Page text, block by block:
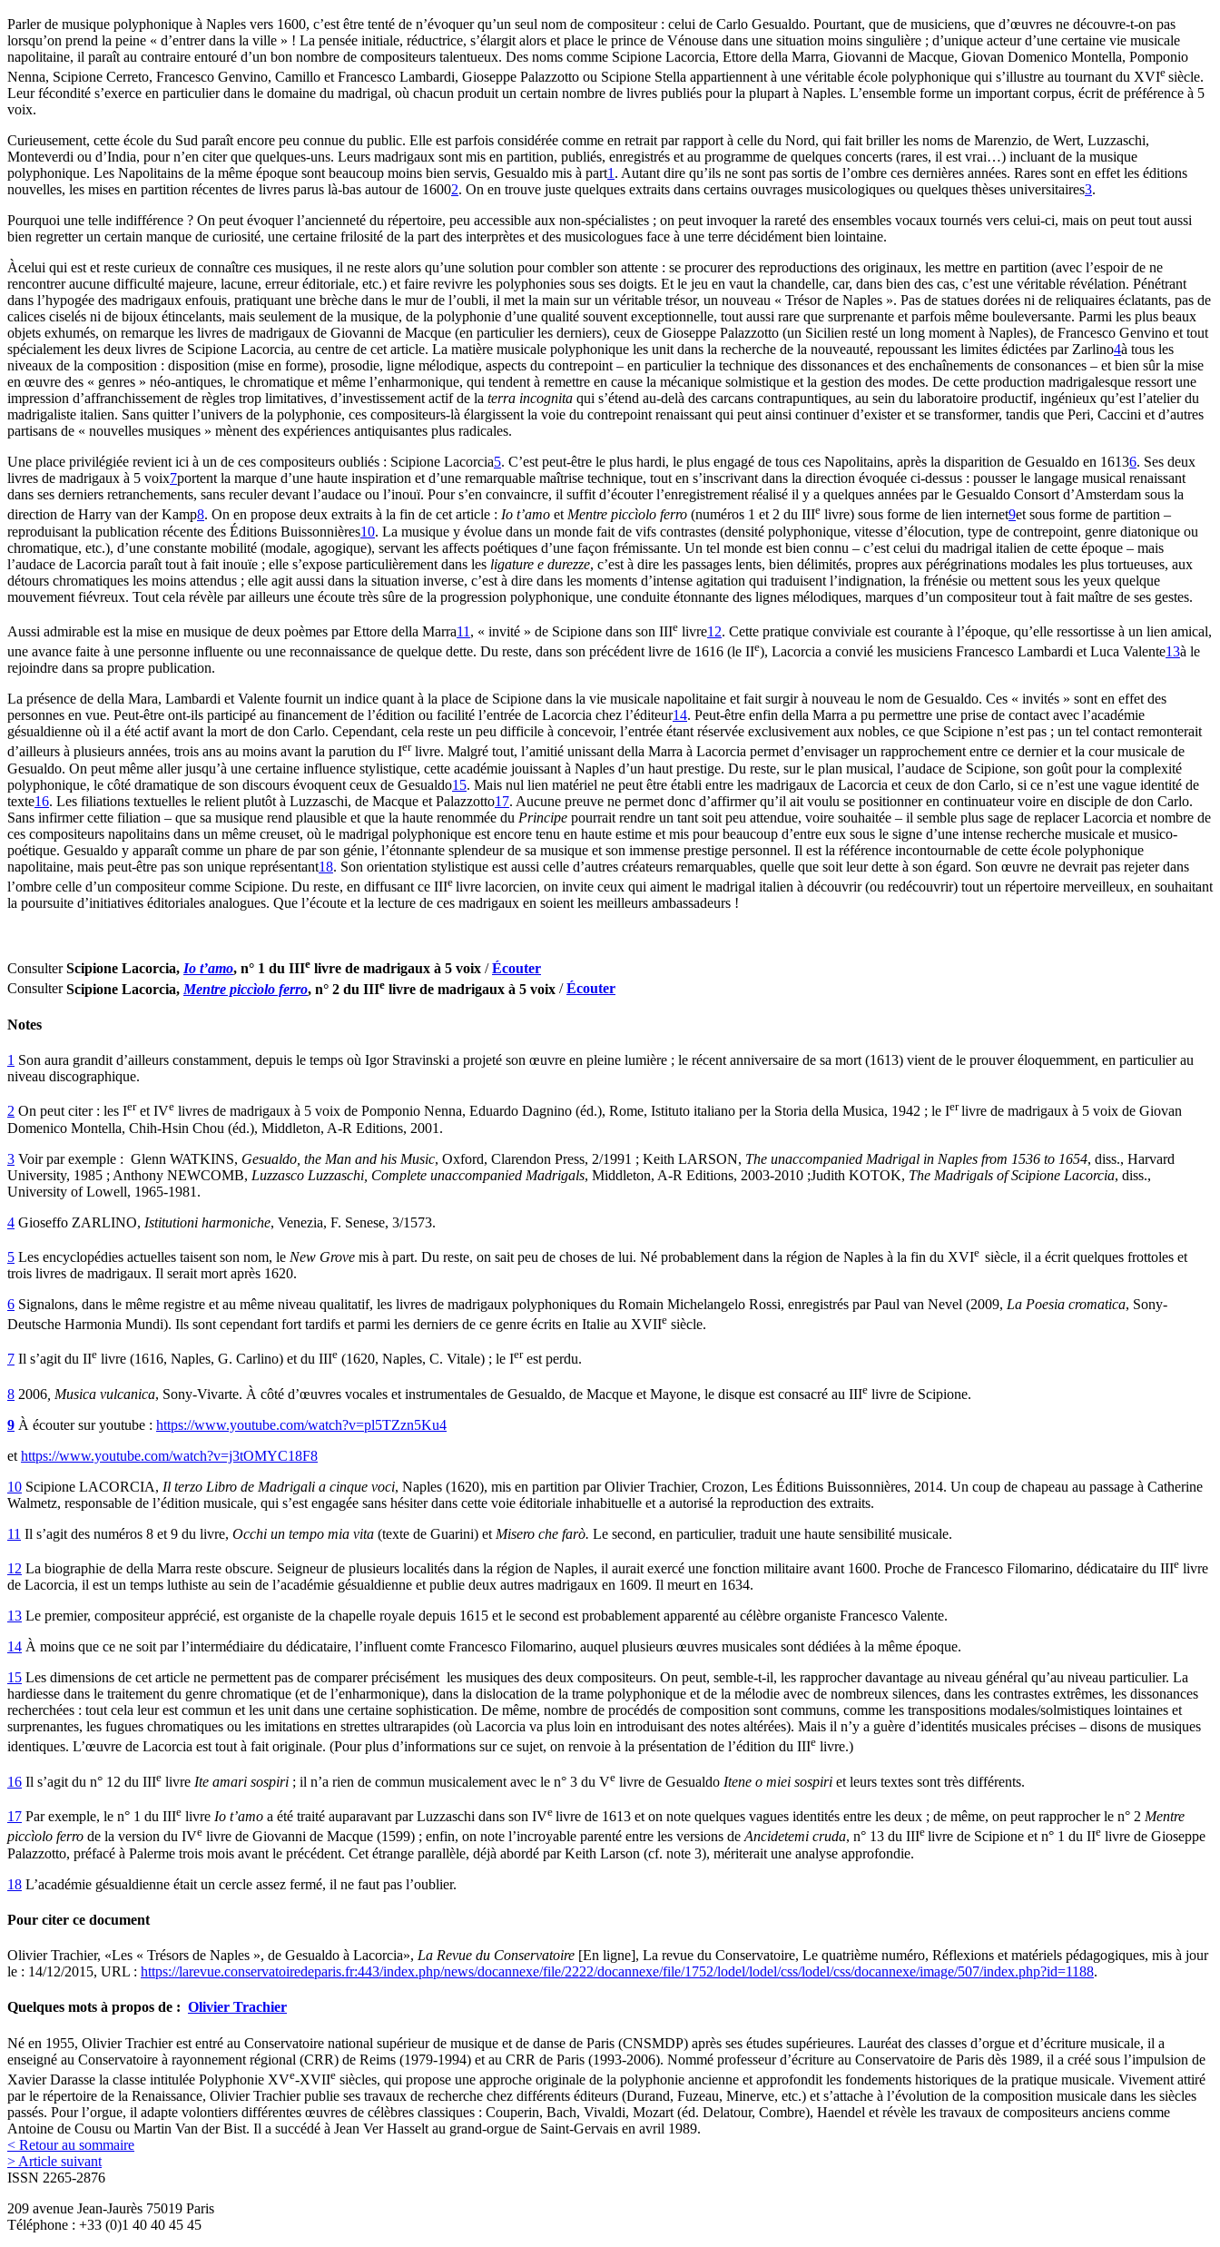
Parler de musique polyphonique à Naples vers 1600, c’est être tenté de n’évoquer qu’un seul nom de compositeur : celui de Carlo Gesualdo. Pourtant, que de musiciens, que d’œuvres ne découvre-t-on pas
lorsqu’on prend la peine « d’entrer dans la ville » ! La pensée initiale, réductrice, s’élargit alors et place le prince de Vénouse dans une situation moins singulière ; d’unique acteur d’une certaine vie musicale
napolitaine, il paraît au contraire entouré d’un bon nombre de compositeurs talentueux. Des noms comme Scipione Lacorcia, Ettore della Marra, Giovanni de Macque, Giovan Domenico Montella, Pomponio
Nenna, Scipione Cerreto, Francesco Genvino, Camillo et Francesco Lambardi, Gioseppe Palazzotto ou Scipione Stella appartiennent à une véritable école polyphonique qui s’illustre au tournant du XVIe siècle.
Leur fécondité s’exerce en particulier dans le domaine du madrigal, où chacun produit un certain nombre de livres publiés pour la plupart à Naples. L’ensemble forme un important corpus, écrit de préférence à 5
voix.
Curieusement, cette école du Sud paraît encore peu connue du public. Elle est parfois considérée comme en retrait par rapport à celle du Nord, qui fait briller les noms de Marenzio, de Wert, Luzzaschi,
Monteverdi ou d’India, pour n’en citer que quelques-uns. Leurs madrigaux sont mis en partition, publiés, enregistrés et au programme de quelques concerts (rares, il est vrai…) incluant de la musique
polyphonique. Les Napolitains de la même époque sont beaucoup moins bien servis, Gesualdo mis à part1. Autant dire qu’ils ne sont pas sortis de l’ombre ces dernières années. Rares sont en effet les éditions
nouvelles, les mises en partition récentes de livres parus là-bas autour de 16002. On en trouve juste quelques extraits dans certains ouvrages musicologiques ou quelques thèses universitaires3.
Pourquoi une telle indifférence ? On peut évoquer l’ancienneté du répertoire, peu accessible aux non-spécialistes ; on peut invoquer la rareté des ensembles vocaux tournés vers celui-ci, mais on peut tout aussi
bien regretter un certain manque de curiosité, une certaine frilosité de la part des interprètes et des musicologues face à une terre décidément bien lointaine.
Àcelui qui est et reste curieux de connaître ces musiques, il ne reste alors qu’une solution pour combler son attente : se procurer des reproductions des originaux, les mettre en partition (avec l’espoir de ne
rencontrer aucune difficulté majeure, lacune, erreur éditoriale, etc.) et faire revivre les polyphonies sous ses doigts. Et le jeu en vaut la chandelle, car, dans bien des cas, c’est une véritable révélation. Pénétrant
dans l’hypogée des madrigaux enfouis, pratiquant une brèche dans le mur de l’oubli, il met la main sur un véritable trésor, un nouveau « Trésor de Naples ». Pas de statues dorées ni de reliquaires éclatants, pas de
calices ciselés ni de bijoux étincelants, mais seulement de la musique, de la polyphonie d’une qualité souvent exceptionnelle, tout aussi rare que surprenante et parfois même bouleversante. Parmi les plus beaux
objets exhumés, on remarque les livres de madrigaux de Giovanni de Macque (en particulier les derniers), ceux de Gioseppe Palazzotto (un Sicilien resté un long moment à Naples), de Francesco Genvino et tout
spécialement les deux livres de Scipione Lacorcia, au centre de cet article. La matière musicale polyphonique les unit dans la recherche de la nouveauté, repoussant les limites édictées par Zarlino4à tous les
niveaux de la composition : disposition (mise en forme), prosodie, ligne mélodique, aspects du contrepoint – en particulier la technique des dissonances et des enchaînements de consonances – et bien sûr la mise
en œuvre des « genres » néo-antiques, le chromatique et même l’enharmonique, qui tendent à remettre en cause la mécanique solmistique et la gestion des modes. De cette production madrigalesque ressort une
impression d’affranchissement de règles trop limitatives, d’investissement actif de la terra incognita qui s’étend au-delà des carcans contrapuntiques, au sein du laboratoire productif, ingénieux qu’est l’atelier du
madrigaliste italien. Sans quitter l’univers de la polyphonie, ces compositeurs-là élargissent la voie du contrepoint renaissant qui peut ainsi continuer d’exister et se transformer, tandis que Peri, Caccini et d’autres
partisans de « nouvelles musiques » mènent des expériences antiquisantes plus radicales.
Une place privilégiée revient ici à un de ces compositeurs oubliés : Scipione Lacorcia5. C’est peut-être le plus hardi, le plus engagé de tous ces Napolitains, après la disparition de Gesualdo en 16136. Ses deux
livres de madrigaux à 5 voix7portent la marque d’une haute inspiration et d’une remarquable maîtrise technique, tout en s’inscrivant dans la direction évoquée ci-dessus : pousser le langage musical renaissant
dans ses derniers retranchements, sans reculer devant l’audace ou l’inouï. Pour s’en convaincre, il suffit d’écouter l’enregistrement réalisé il y a quelques années par le Gesualdo Consort d’Amsterdam sous la
direction de Harry van der Kamp8. On en propose deux extraits à la fin de cet article : Io t’amo etMentre piccìolo ferro (numéros 1 et 2 du IIIe livre) sous forme de lien internet9et sous forme de partition –
reproduisant la publication récente des Éditions Buissonnières10. La musique y évolue dans un monde fait de vifs contrastes (densité polyphonique, vitesse d’élocution, type de contrepoint, genre diatonique ou
chromatique, etc.), d’une constante mobilité (modale, agogique), servant les affects poétiques d’une façon frémissante. Un tel monde est bien connu – c’est celui du madrigal italien de cette époque – mais
l’audace de Lacorcia paraît tout à fait inouïe ; elle s’expose particulièrement dans les ligature e durezze, c’est à dire les passages lents, bien délimités, propres aux pérégrinations modales les plus tortueuses, aux
détours chromatiques les moins attendus ; elle agit aussi dans la situation inverse, c’est à dire dans les moments d’intense agitation qui traduisent l’indignation, la frénésie ou mettent sous les yeux quelque
mouvement fiévreux. Tout cela révèle par ailleurs une écoute très sûre de la progression polyphonique, une conduite étonnante des lignes mélodiques, marques d’un compositeur tout à fait maître de ses gestes.
Aussi admirable est la mise en musique de deux poèmes par Ettore della Marra11 , « invité » de Scipione dans son IIIe livre12. Cette pratique conviviale est courante à l’époque, qu’elle ressortisse à un lien amical,
une avance faite à une personne influente ou une reconnaissance de quelque dette. Du reste, dans son précédent livre de 1616 (le IIe), Lacorcia a convié les musiciens Francesco Lambardi et Luca Valente13à le
rejoindre dans sa propre publication.
La présence de della Mara, Lambardi et Valente fournit un indice quant à la place de Scipione dans la vie musicale napolitaine et fait surgir à nouveau le nom de Gesualdo. Ces « invités » sont en effet des
personnes en vue. Peut-être ont-ils participé au financement de l’édition ou facilité l’entrée de Lacorcia chez l’éditeur14. Peut-être enfin della Marra a pu permettre une prise de contact avec l’académie
gésualdienne où il a été actif avant la mort de don Carlo. Cependant, cela reste un peu difficile à concevoir, l’entrée étant réservée exclusivement aux nobles, ce que Scipione n’est pas ; un tel contact remonterait
d’ailleurs à plusieurs années, trois ans au moins avant la parution du Ierlivre. Malgré tout, l’amitié unissant della Marra à Lacorcia permet d’envisager un rapprochement entre ce dernier et la cour musicale de
Gesualdo. On peut même aller jusqu’à une certaine influence stylistique, cette académie jouissant à Naples d’un haut prestige. Du reste, sur le plan musical, l’audace de Scipione, son goût pour la complexité
polyphonique, le côté dramatique de son discours évoquent ceux de Gesualdo15. Mais nul lien matériel ne peut être établi entre les madrigaux de Lacorcia et ceux de don Carlo, si ce n’est une vague identité de
texte16. Les filiations textuelles le relient plutôt à Luzzaschi, de Macque et Palazzotto17. Aucune preuve ne permet donc d’affirmer qu’il ait voulu se positionner en continuateur voire en disciple de don Carlo.
Sans infirmer cette filiation – que sa musique rend plausible et que la haute renommée du Principe pourrait rendre un tant soit peu attendue, voire souhaitée – il semble plus sage de replacer Lacorcia et nombre de
ces compositeurs napolitains dans un même creuset, où le madrigal polyphonique est encore tenu en haute estime et mis pour beaucoup d’entre eux sous le signe d’une intense recherche musicale et musico-
poétique. Gesualdo y apparaît comme un phare de par son génie, l’étonnante splendeur de sa musique et son immense prestige personnel. Il est la référence incontournable de cette école polyphonique
napolitaine, mais peut-être pas son unique représentant18. Son orientation stylistique est aussi celle d’autres créateurs remarquables, quelle que soit leur dette à son égard. Son œuvre ne devrait pas rejeter dans
l’ombre celle d’un compositeur comme Scipione. Du reste, en diffusant ce IIIe livre lacorcien, on invite ceux qui aiment le madrigal italien à découvrir (ou redécouvrir) tout un répertoire merveilleux, en souhaitant
la poursuite d’initiatives éditoriales analogues. Que l’écoute et la lecture de ces madrigaux en soient les meilleurs ambassadeurs !
ConsulterScipione Lacorcia, Io t’amo, n° 1 du IIIe livre de madrigaux à 5 voix /Écouter
ConsulterScipione Lacorcia, Mentre piccìolo ferro, n° 2 du IIIe livre de madrigaux à 5 voix /Écouter
Notes
1 Son aura grandit d’ailleurs constamment, depuis le temps où Igor Stravinski a projeté son œuvre en pleine lumière ; le récent anniversaire de sa mort (1613) vient de le prouver éloquemment, en particulier au
niveau discographique.
2 On peut citer : les Ieret IVe livres de madrigaux à 5 voix de Pomponio Nenna, Eduardo Dagnino (éd.), Rome, Istituto italiano per la Storia della Musica, 1942 ; le Ierlivre de madrigaux à 5 voix de Giovan
Domenico Montella, Chih-Hsin Chou (éd.), Middleton, A-R Editions, 2001.
3 Voir par exemple : Glenn WATKINS, Gesualdo, the Man and his Music, Oxford, Clarendon Press, 2/1991 ; Keith LARSON, The unaccompanied Madrigal in Naples from 1536 to 1654, diss., Harvard
University, 1985 ; Anthony NEWCOMB, Luzzasco Luzzaschi, Complete unaccompanied Madrigals, Middleton, A-R Editions, 2003-2010 ;Judith KOTOK, The Madrigals of Scipione Lacorcia, diss.,
University of Lowell, 1965-1981.
4 Gioseffo ZARLINO, Istitutioni harmoniche, Venezia, F. Senese, 3/1573.
5 Les encyclopédies actuelles taisent son nom, le New Grove mis à part. Du reste, on sait peu de choses de lui. Né probablement dans la région de Naples à la fin du XVIe siècle, il a écrit quelques frottoles et
trois livres de madrigaux. Il serait mort après 1620.
6 Signalons, dans le même registre et au même niveau qualitatif, les livres de madrigaux polyphoniques du Romain Michelangelo Rossi, enregistrés par Paul van Nevel (2009, La Poesia cromatica, Sony-
Deutsche Harmonia Mundi). Ils sont cependant fort tardifs et parmi les derniers de ce genre écrits en Italie au XVIIe siècle.
7 Il s’agit du IIe livre (1616, Naples, G. Carlino) et du IIIe (1620, Naples, C. Vitale) ; le Ierest perdu.
8 2006 , Musica vulcanica, Sony-Vivarte. À côté d’œuvres vocales et instrumentales de Gesualdo, de Macque et Mayone, le disque est consacré au IIIe livre de Scipione.
9 À écouter sur youtube : https://www.youtube.com/watch?v=pl5TZzn5Ku4
et https://www.youtube.com/watch?v=j3tOMYC18F8
10 Scipione LACORCIA, Il terzo Libro de Madrigali a cinque voci, Naples (1620), mis en partition par Olivier Trachier, Crozon, Les Éditions Buissonnières, 2014. Un coup de chapeau au passage à Catherine
Walmetz, responsable de l’édition musicale, qui s’est engagée sans hésiter dans cette voie éditoriale inhabituelle et a autorisé la reproduction des extraits.
11 Il s’agit des numéros 8 et 9 du livre, Occhi un tempo mia vita (texte de Guarini) et Misero che farò. Le second, en particulier, traduit une haute sensibilité musicale.
12 La biographie de della Marra reste obscure. Seigneur de plusieurs localités dans la région de Naples, il aurait exercé une fonction militaire avant 1600. Proche de Francesco Filomarino, dédicataire du IIIe livre
de Lacorcia, il est un temps luthiste au sein de l’académie gésualdienne et publie deux autres madrigaux en 1609. Il meurt en 1634.
13 Le premier, compositeur apprécié, est organiste de la chapelle royale depuis 1615 et le second est probablement apparenté au célèbre organiste Francesco Valente.
14 À moins que ce ne soit par l’intermédiaire du dédicataire, l’influent comte Francesco Filomarino, auquel plusieurs œuvres musicales sont dédiées à la même époque.
15 Les dimensions de cet article ne permettent pas de comparer précisément les musiques des deux compositeurs. On peut, semble-t-il, les rapprocher davantage au niveau général qu’au niveau particulier. La
hardiesse dans le traitement du genre chromatique (et de l’enharmonique), dans la dislocation de la trame polyphonique et de la mélodie avec de nombreux silences, dans les contrastes extrêmes, les dissonances
recherchées : tout cela leur est commun et les unit dans une certaine sophistication. De même, nombre de procédés de composition sont communs, comme les transpositions modales/solmistiques lointaines et
surprenantes, les fugues chromatiques ou les imitations en strettes ultrarapides (où Lacorcia va plus loin en introduisant des notes altérées). Mais il n’y a guère d’identités musicales précises – disons de musiques
identiques. L’œuvre de Lacorcia est tout à fait originale. (Pour plus d’informations sur ce sujet, on renvoie à la présentation de l’édition du IIIe livre.)
16 Il s’agit du n° 12 du IIIe livre Ite amari sospiri ; il n’a rien de commun musicalement avec le n° 3 du Ve livre de Gesualdo Itene o miei sospiri et leurs textes sont très différents.
17 Par exemple, le n° 1 du IIIe livre Io t’amo a été traité auparavant par Luzzaschi dans son IVe livre de 1613 et on note quelques vagues identités entre les deux ; de même, on peut rapprocher le n° 2 Mentre
piccìolo ferro de la version du IVe livre de Giovanni de Macque (1599) ; enfin, on note l’incroyable parenté entre les versions deAncidetemi cruda, n° 13 du IIIe livre de Scipione et n° 1 du IIe livre de Gioseppe
Palazzotto, préfacé à Palerme trois mois avant le précédent. Cet étrange parallèle, déjà abordé par Keith Larson (cf. note 3), mériterait une analyse approfondie.
18 L’académie gésualdienne était un cercle assez fermé, il ne faut pas l’oublier.
Pour citer ce document
Olivier Trachier, «Les « Trésors de Naples », de Gesualdo à Lacorcia», La Revue du Conservatoire [En ligne], La revue du Conservatoire, Le quatrième numéro, Réflexions et matériels pédagogiques, mis à jour
le : 14/12/2015, URL : https://larevue.conservatoiredeparis.fr:443/index.php/news/docannexe/file/2222/docannexe/file/1752/lodel/lodel/css/lodel/css/docannexe/image/507/index.php?id=1188.
Quelques mots à propos de : Olivier Trachier
Né en 1955, Olivier Trachier est entré au Conservatoire national supérieur de musique et de danse de Paris (CNSMDP) après ses études supérieures. Lauréat des classes d’orgue et d’écriture musicale, il a
enseigné au Conservatoire à rayonnement régional (CRR) de Reims (1979-1994) et au CRR de Paris (1993-2006). Nommé professeur d’écriture au Conservatoire de Paris dès 1989, il a créé sous l’impulsion de
Xavier Darasse la classe intitulée Polyphonie XVe-XVIIe siècles, qui propose une approche originale de la polyphonie ancienne et approfondit les fondements historiques de la pratique musicale. Vivement attiré
par le répertoire de la Renaissance, Olivier Trachier publie ses travaux de recherche chez différents éditeurs (Durand, Fuzeau, Minerve, etc.) et s’attache à l’évolution de la composition musicale dans les siècles
passés. Pour l’orgue, il adapte volontiers différentes œuvres de célèbres classiques : Couperin, Bach, Vivaldi, Mozart (éd. Delatour, Combre), Haendel et révèle les travaux de compositeurs anciens comme
Antoine de Cousu ou Martin Van der Bist. Il a succédé à Jean Ver Hasselt au grand-orgue de Saint-Gervais en avril 1989.
< Retour au sommaire
> Article suivant
ISSN 2265-2876
209 avenue Jean-Jaurès 75019 Paris
Téléphone : +33 (0)1 40 40 45 45